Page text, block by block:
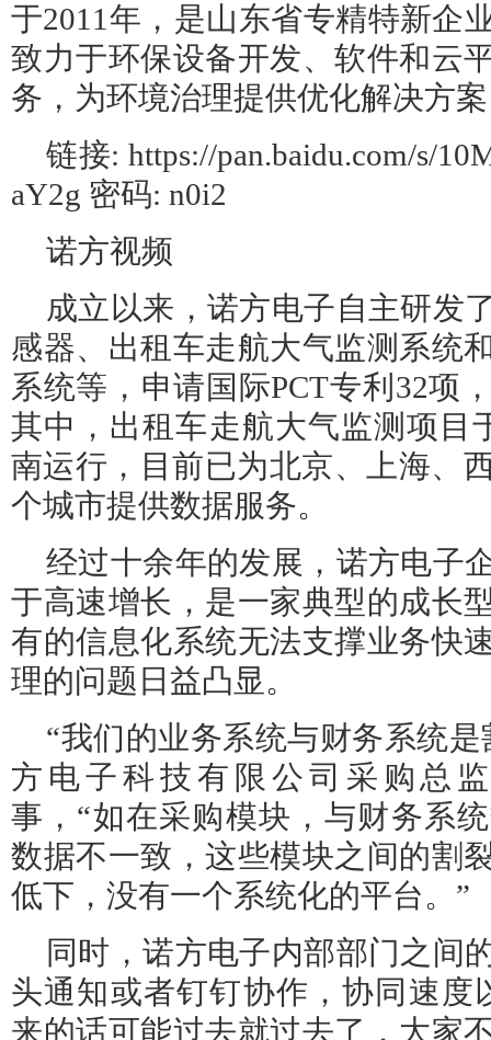
于2011年，是山东省专精特新企
致力于环保设备开发、软件和云
务，为环境治理提供优化解决方
链接: https://pan.baidu.com/s/
aY2g 密码: n0i2
诺方视频
成立以来，诺方电子自主研发
感器、出租车走航大气监测系统
系统等，申请国际PCT专利32项
其中，出租车走航大气监测项目
南运行，目前已为北京、上海、
个城市提供数据服务。
经过十余年的发展，诺方电子
于高速增长，是一家典型的成长
有的信息化系统无法支撑业务快
理的问题日益凸显。
“我们的业务系统与财务系统
方电子科技有限公司采购总
事，“如在采购模块，与财务系
数据不一致，这些模块之间的割
低下，没有一个系统化的平台。”
同时，诺方电子内部部门之间
头通知或者钉钉协作，协同速度
来的话可能过去就过去了，大家